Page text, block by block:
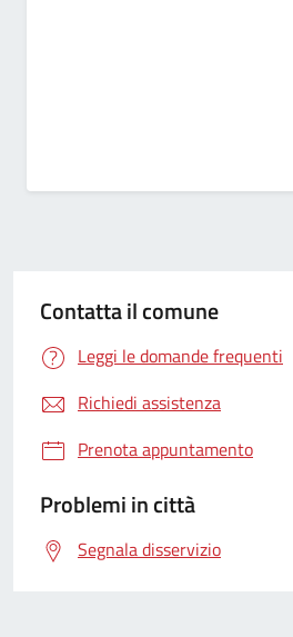
Contatta il comune
Leggi le domande frequenti
Richiedi assistenza
Prenota appuntamento
Problemi in città
Segnala disservizio